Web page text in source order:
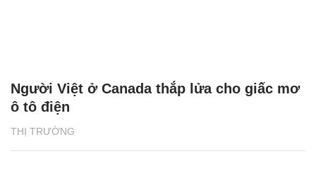
THỊ TRƯỜNG
Người Việt ở Canada thắp lửa cho giấc mơ
ô tô điện